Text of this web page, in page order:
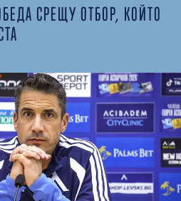
СРЕЩУ ОТБОР, КОЙТО